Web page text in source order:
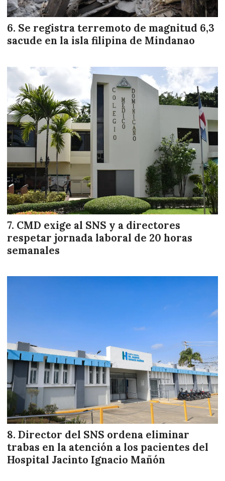
Se registra terremoto de magnitud 6,3
sacude en la isla filipina de Mindanao
CMD exige al SNS y a directores
respetar jornada laboral de 20 horas
semanales
Director del SNS ordena eliminar
trabas en la atención a los pacientes del
Hospital Jacinto Ignacio Mañón